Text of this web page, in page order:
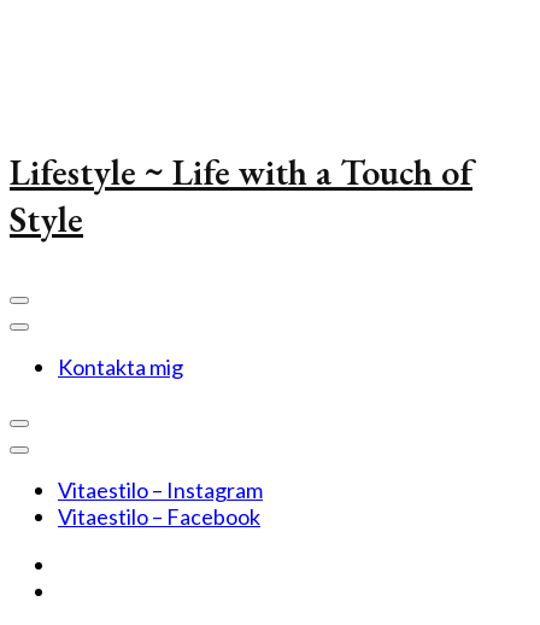
Lifestyle ~ Life with a Touch of
Style
Kontakta mig
Vitaestilo – Instagram
Vitaestilo – Facebook